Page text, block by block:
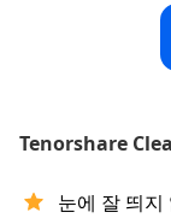
Tenorshare
눈에 잘 띄